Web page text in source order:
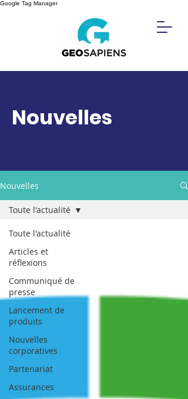
Google Tag Manager
Nouvelles
Nouvelles
Toute l'actualité
Articles et
réflexions
Communiqué de
presse
Lancement de
produits
Nouvelles
corporatives
Partenariat
Assurances
Toute l'actualité